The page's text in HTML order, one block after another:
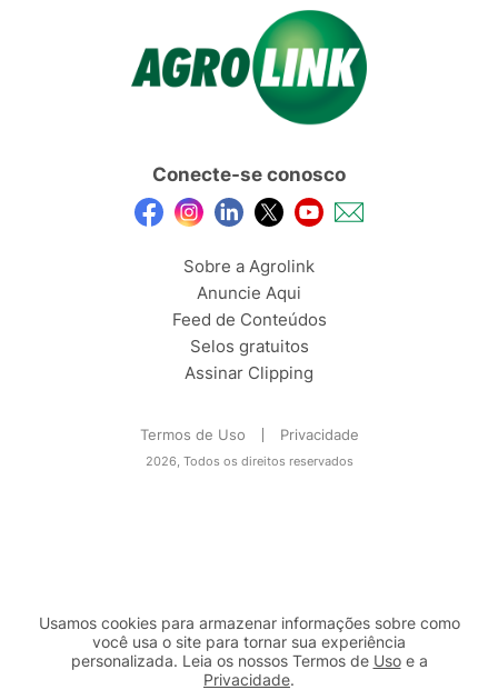
Conecte-se conosco
Sobre a Agrolink
Anuncie Aqui
Feed de Conteúdos
Selos gratuitos
Assinar Clipping
Termos de Uso Privacidade
2026, Todos os direitos reservados
Usamos cookies para armazenar informações sobre como
você usa o site para tornar sua experiência
personalizada. Leia os nossos Termos de Usoe a
Privacidade.